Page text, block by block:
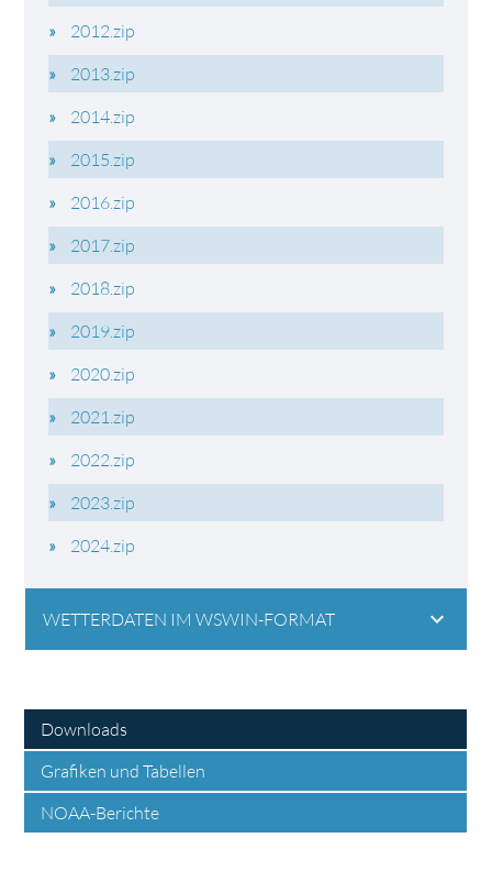
2012.zip
2013.zip
2014.zip
2015.zip
2016.zip
2017.zip
2018.zip
2019.zip
2020.zip
2021.zip
2022.zip
2023.zip
2024.zip
WETTERDATEN IM WSWIN-FORMAT
Downloads
Grafiken und Tabellen
NOAA-Berichte